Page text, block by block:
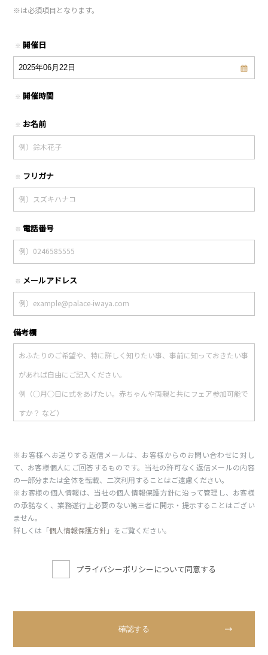
※は必須項目となります。
※ 開催日
※ 開催時間
※ お名前
※ フリガナ
※ 電話番号
※ メールアドレス
備考欄
※お客様へお送りする返信メールは、お客様からのお問い合わせに対し
て、お客様個人にご回答するものです。当社の許可なく返信メールの内容
の一部分または全体を転載、二次利用することはご遠慮ください。
※お客様の個人情報は、当社の個人情報保護方針に沿って管理し、お客様
の承諾なく、業務遂行上必要のない第三者に開示・提示することはござい
ません。
詳しくは「個人情報保護方針」をご覧ください。
プライバシーポリシーについて同意する